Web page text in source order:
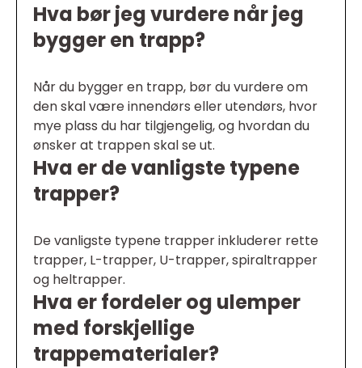
Hva bør jeg vurdere når jeg
bygger en trapp?
Når du bygger en trapp, bør du vurdere om
den skal være innendørs eller utendørs, hvor
mye plass du har tilgjengelig, og hvordan du
ønsker at trappen skal se ut.
Hva er de vanligste typene
trapper?
De vanligste typene trapper inkluderer rette
trapper, L-trapper, U-trapper, spiraltrapper
og heltrapper.
Hva er fordeler og ulemper
med forskjellige
trappematerialer?